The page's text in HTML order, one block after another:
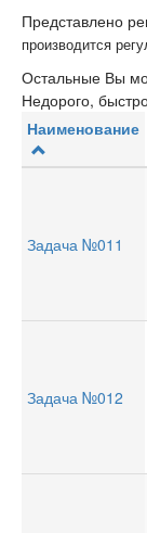
Представлено
производится
Остальные Вы
Недорого,
Наименование
Задача №011
Задача №012